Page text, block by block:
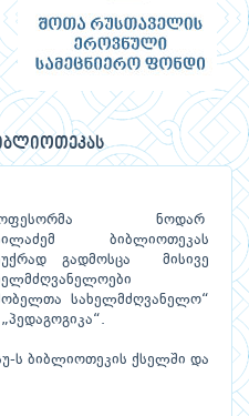
ნოდარ
ბიბლიოთეკას
გადმოსცა მისივე
სახელმძღვანელო“
ს ბიბლიოთეკის ქსელში და